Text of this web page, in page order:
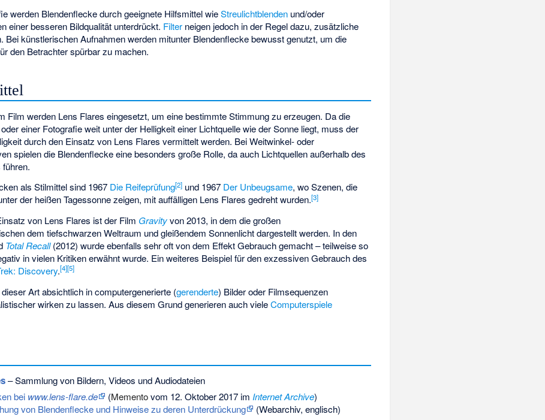
werden Blendenflecke durch geeignete Hilfsmittel wieStreulichtblenden und/oder
einer besseren Bildqualität unterdrückt. Filter neigen jedoch in der Regel dazu, zusätzliche
Bei künstlerischen Aufnahmen werden mitunter Blendenflecke bewusst genutzt, um die
den Betrachter spürbar zu machen.
Film werden Lens Flares eingesetzt, um eine bestimmte Stimmung zu erzeugen. Da die
einer Fotografie weit unter der Helligkeit einer Lichtquelle wie der Sonne liegt, muss der
durch den Einsatz von Lens Flares vermittelt werden. Bei Weitwinkel- oder
spielen die Blendenflecke eine besonders große Rolle, da auch Lichtquellen außerhalb des
als Stilmittel sind 1967 Die Reifeprüfung[2] und 1967 Der Unbeugsame, wo Szenen, die
der heißen Tagessonne zeigen, mit auffälligen Lens Flares gedreht wurden.[3]
von Lens Flares ist der Film Gravityvon 2013, in dem die großen
dem tiefschwarzen Weltraum und gleißendem Sonnenlicht dargestellt werden. In den
Total Recall(2012) wurde ebenfalls sehr oft von dem Effekt Gebrauch gemacht – teilweise so
in vielen Kritiken erwähnt wurde. Ein weiteres Beispiel für den exzessiven Gebrauch des
Discovery.[4][5]
Art absichtlich in computergenerierte (gerenderte) Bilder oder Filmsequenzen
wirken zu lassen. Aus diesem Grund generieren auch vieleComputerspiele
– Sammlung von Bildern, Videos und Audiodateien
bei www.lens-flare.de (Mementovom 12. Oktober 2017 im Internet Archive)
von Blendenflecke und Hinweise zu deren Unterdrückung
(Webarchiv, englisch)